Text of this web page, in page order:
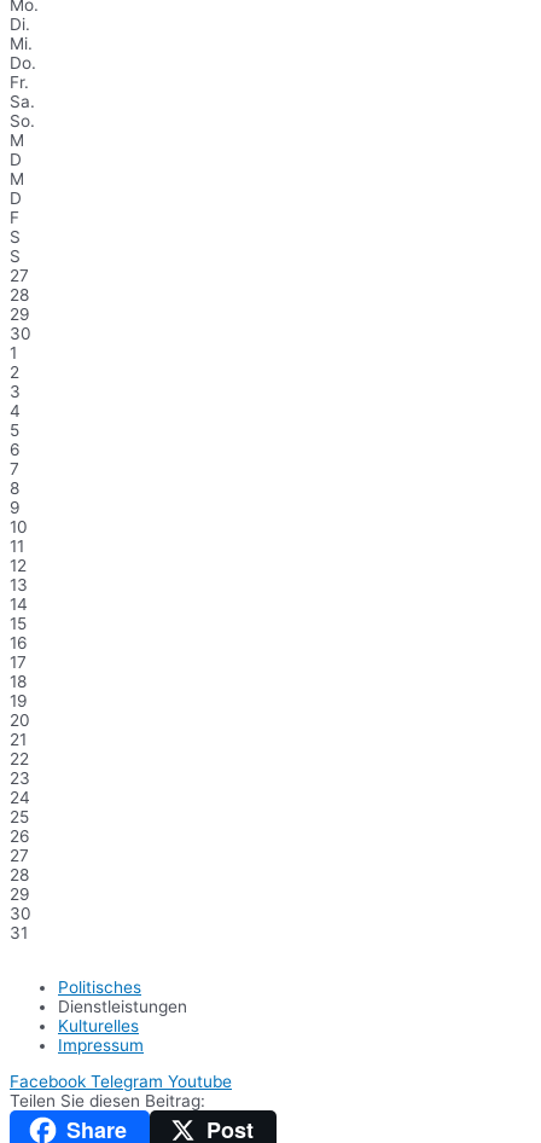
Mo.
Di.
Mi.
Do.
Fr.
Sa.
So.
M
D
M
D
F
S
S
27
28
29
30
1
2
3
4
5
6
7
8
9
10
11
12
13
14
15
16
17
18
19
20
21
22
23
24
25
26
27
28
29
30
31
Politisches
Dienstleistungen
Kulturelles
Impressum
Facebook Telegram Youtube
Teilen Sie diesen Beitrag:
Share Post